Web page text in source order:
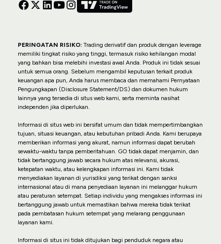
PERINGATAN RISIKO:Trading derivatif dan produk dengan leverage
memiliki tingkat risiko yang tinggi, termasuk risiko kehilangan modal
yang bahkan bisa melebihi investasi awal Anda. Produk ini tidak sesuai
untuk semua orang. Sebelum mengambil keputusan terkait produk
keuangan apa pun, Anda harus membaca dan memahami Pernyataan
Pengungkapan (Disclosure Statement/DS) dan dokumen hukum
lainnya yang tersedia di situs web kami, serta meminta nasihat
independen jika diperlukan.
Informasi di situs web ini bersifat umum dan tidak mempertimbangkan
tujuan, situasi keuangan, atau kebutuhan pribadi Anda. Kami berupaya
memberikan informasi yang akurat, namun informasi dapat berubah
sewaktu-waktu tanpa pemberitahuan. GO tidak dapat menjamin, dan
tidak bertanggung jawab secara hukum atas relevansi, akurasi,
ketepatan waktu, atau kelengkapan informasi ini. Kami tidak
menyediakan layanan di yurisdiksi yang terikat dengan sanksi
internasional atau di mana penyediaan layanan ini melanggar hukum
atau peraturan setempat. Setiap individu yang mengakses informasi ini
bertanggung jawab untuk memastikan bahwa mereka tidak terikat
pada pembatasan hukum setempat yang melarang penggunaan
layanan kami.
Informasi di situs ini tidak ditujukan bagi penduduk negara atau